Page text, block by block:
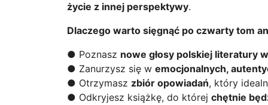
życie z innej perspektywy.
Dlaczego warto sięgnąć po czwarty tom
● Poznasz nowe głosy polskiej literatury
● Zanurzysz się w emocjonalnych,
● Otrzymasz zbiór opowiadań, który
● Odkryjesz książkę, do której chętnie